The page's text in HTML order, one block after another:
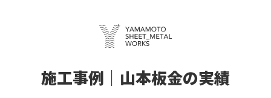
施工事例｜山本板金の実績